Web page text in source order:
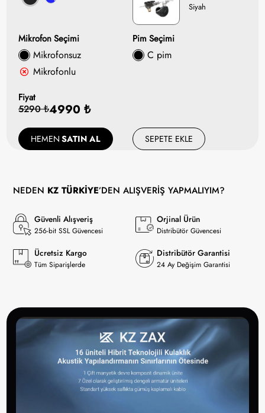
Siyah
Mikrofon Seçimi
Mikrofonsuz
Mikrofonlu
Pim Seçimi
C pim
Fiyat
5290 ₺4990 ₺
HEMEN SATIN AL SEPETE EKLE
NEDEN KZ TÜRKİYE’DEN ALIŞVERİŞ YAPMALIYIM?
Güvenli Alışveriş
256-bit SSL Güvencesi
Orjinal Ürün
Distribütör Güvencesi
Ücretsiz Kargo
Tüm Siparişlerde
Distribütör Garantisi
24 Ay Değişim Garantisi